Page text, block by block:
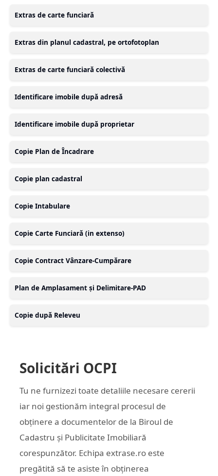
Extras de carte funciară
Extras din planul cadastral, pe ortofotoplan
Extras de carte funciară colectivă
Identificare imobile după adresă
Identificare imobile după proprietar
Copie Plan de Încadrare
Copie plan cadastral
Copie Intabulare
Copie Carte Funciară (in extenso)
Copie Contract Vânzare-Cumpărare
Plan de Amplasament și Delimitare-PAD
Copie după Releveu
Solicitări OCPI
Tu ne furnizezi toate detaliile necesare cererii
iar noi gestionăm integral procesul de
obținere a documentelor de la Biroul de
Cadastru și Publicitate Imobiliară
corespunzător. Echipa extrase.ro este
pregătită să te asiste în obținerea